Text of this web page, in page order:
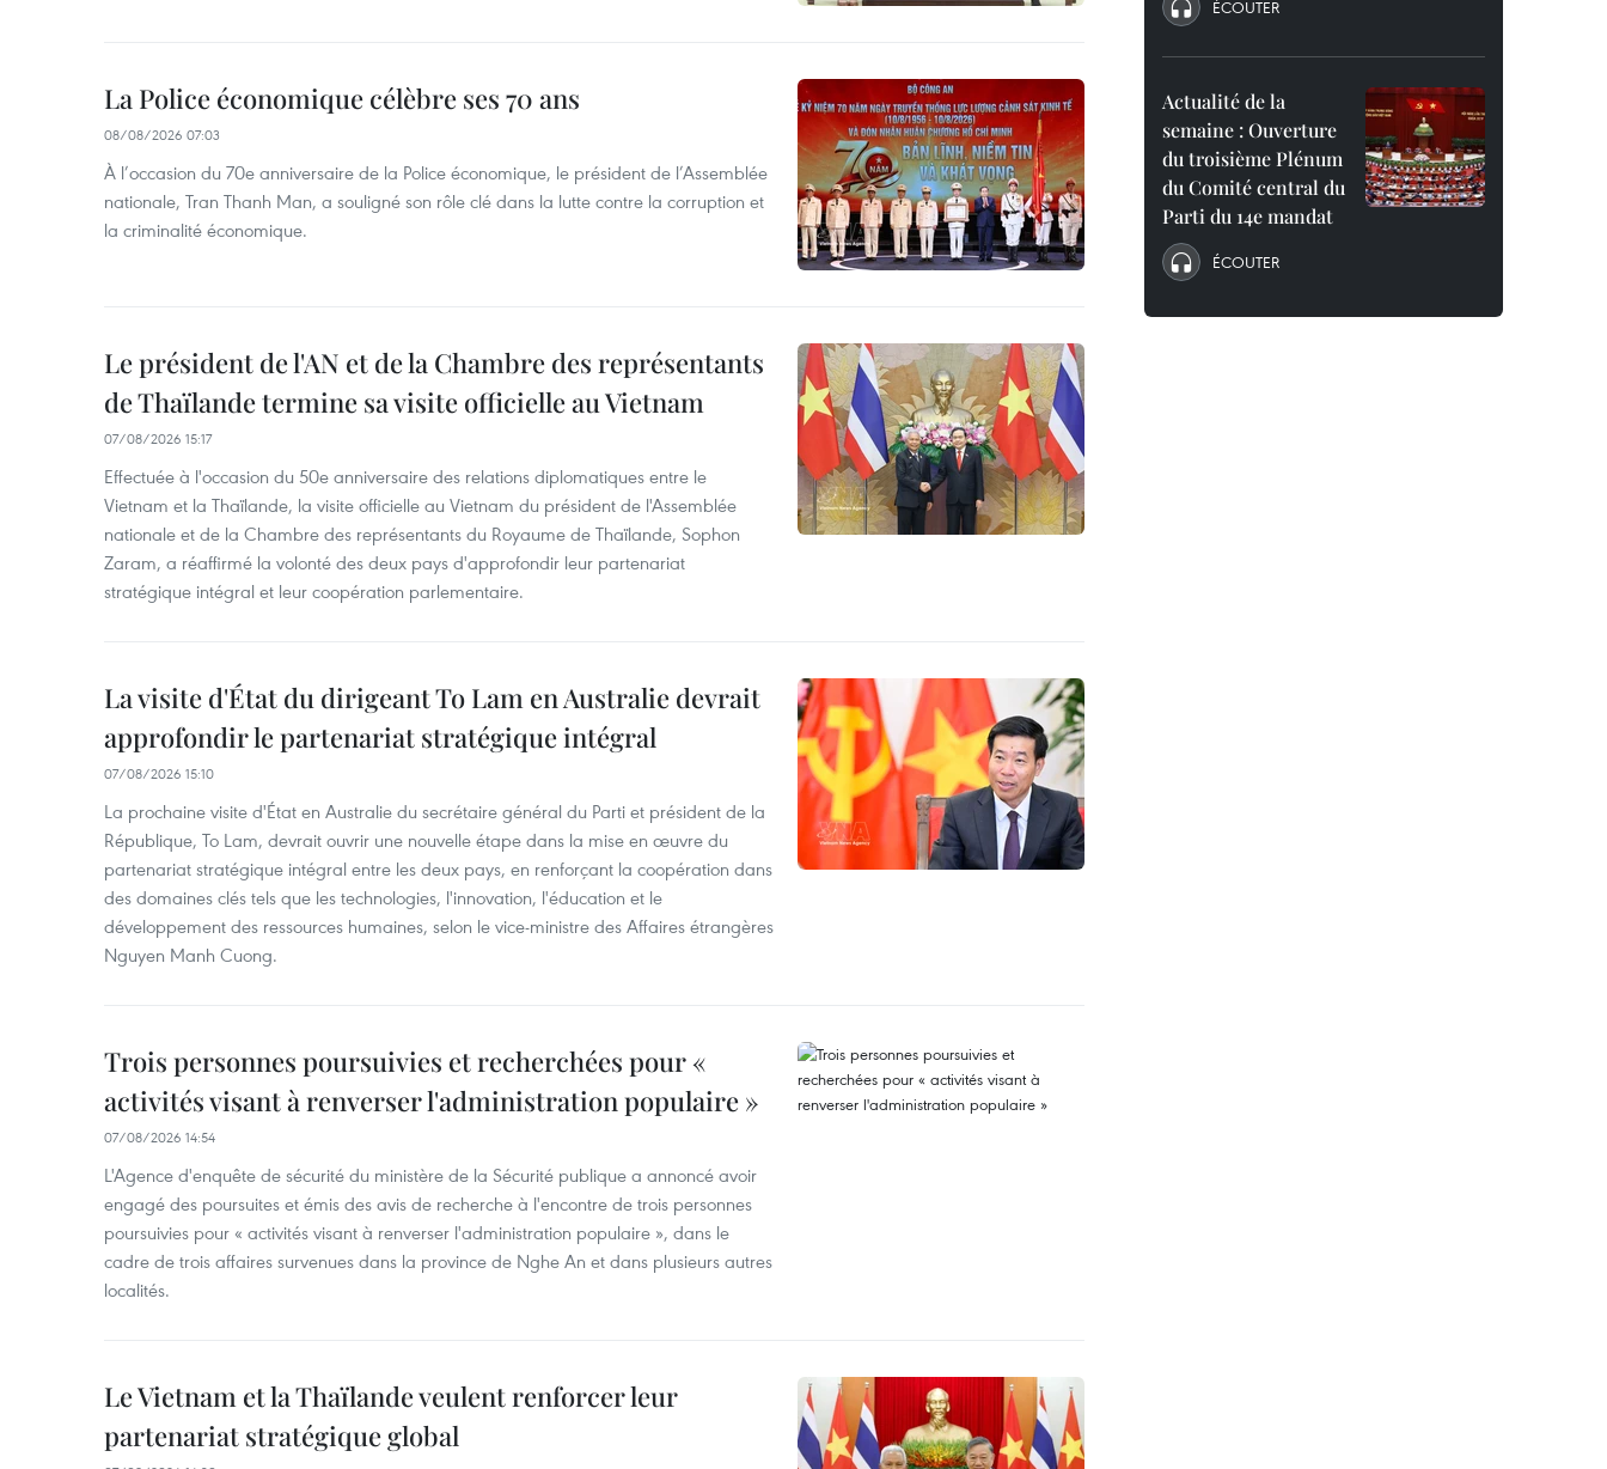
La Police économique célèbre ses 70 ans
08/08/2026 07:03
À l’occasion du 70e anniversaire de la Police économique, le président de l’Assemblée
nationale, Tran Thanh Man, a souligné son rôle clé dans la lutte contre la corruption et
la criminalité économique.
Le président de l'AN et de la Chambre des représentants
de Thaïlande termine sa visite officielle au Vietnam
07/08/2026 15:17
Effectuée à l'occasion du 50e anniversaire des relations diplomatiques entre le
Vietnam et la Thaïlande, la visite officielle au Vietnam du président de l'Assemblée
nationale et de la Chambre des représentants du Royaume de Thaïlande, Sophon
Zaram, a réaffirmé la volonté des deux pays d'approfondir leur partenariat
stratégique intégral et leur coopération parlementaire.
La visite d'État du dirigeant To Lam en Australie devrait
approfondir le partenariat stratégique intégral
07/08/2026 15:10
La prochaine visite d'État en Australie du secrétaire général du Parti et président de la
République, To Lam, devrait ouvrir une nouvelle étape dans la mise en œuvre du
partenariat stratégique intégral entre les deux pays, en renforçant la coopération dans
des domaines clés tels que les technologies, l'innovation, l'éducation et le
développement des ressources humaines, selon le vice-ministre des Affaires étrangères
Nguyen Manh Cuong.
Trois personnes poursuivies et recherchées pour «
activités visant à renverser l'administration populaire »
07/08/2026 14:54
L'Agence d'enquête de sécurité du ministère de la Sécurité publique a annoncé avoir
engagé des poursuites et émis des avis de recherche à l'encontre de trois personnes
poursuivies pour « activités visant à renverser l'administration populaire », dans le
cadre de trois affaires survenues dans la province de Nghe An et dans plusieurs autres
localités.
Le Vietnam et la Thaïlande veulent renforcer leur
partenariat stratégique global
ÉCOUTER
Actualité de la
semaine : Ouverture
du troisième Plénum
du Comité central du
Parti du 14e mandat
ÉCOUTER